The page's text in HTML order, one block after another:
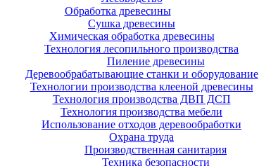
Обработка древесины
Сушка древесины
Химическая обработка древесины
Технология лесопильного производства
Пиление древесины
Деревообрабатывающие станки и оборудование
Технологии производства клееной древесины
Технология производства ДВП ДСП
Технология производства мебели
Использование отходов деревообработки
Охрана труда
Производственная санитария
Техника безопасности